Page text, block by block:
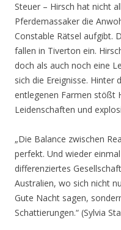
Steuer – Hirsch hat nicht
Pferdemassaker die
Constable Rätsel aufgibt.
fallen in Tiverton ein.
doch als auch noch eine
sich die Ereignisse. Hinter
entlegenen Farmen stößt
Leidenschaften und
„Die Balance zwischen
perfekt. Und wieder
differenziertes
Australien, wo sich nicht
Gute Nacht sagen,
Schattierungen.“ (Sylvia